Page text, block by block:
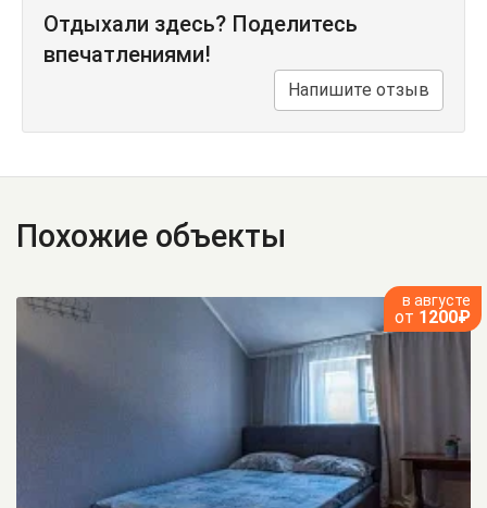
Отдыхали здесь? Поделитесь
впечатлениями!
Напишите отзыв
Похожие объекты
в августе
от 1200₽